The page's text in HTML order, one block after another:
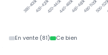
380-400k400-420k420-440k440-460k460-480k480-500k500-
En vente (81) Ce bien